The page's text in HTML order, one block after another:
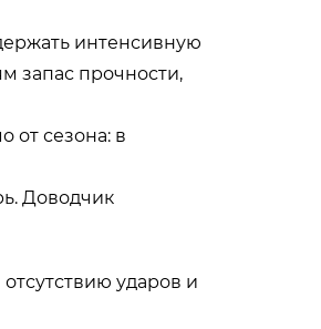
интенсивную
запас прочности,
от сезона: в
Доводчик
ударов и